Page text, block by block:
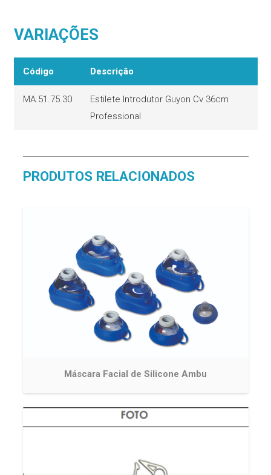
VARIAÇÕES
Código Descrição
MA.51.75.30
Estilete Introdutor Guyon Cv 36cm
Professional
PRODUTOS RELACIONADOS
Máscara Facial de Silicone Ambu